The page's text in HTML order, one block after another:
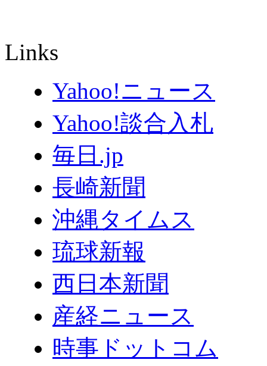
Links
Yahoo!ニュース
Yahoo!談合入札
毎日.jp
長崎新聞
沖縄タイムス
琉球新報
西日本新聞
産経ニュース
時事ドットコム